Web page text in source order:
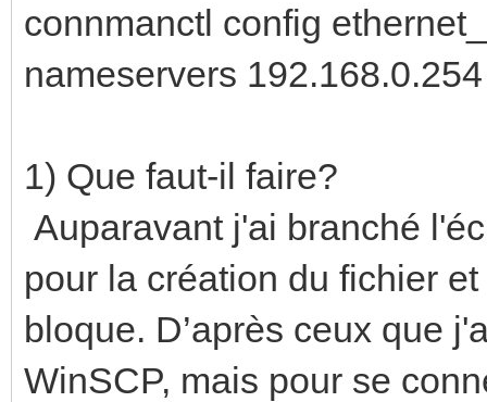
connmanctl config
nameservers 192.168.0.254
1) Que faut-il faire?
Auparavant j'ai branché
pour la création du fichier
bloque. D’après ceux que
WinSCP, mais pour se